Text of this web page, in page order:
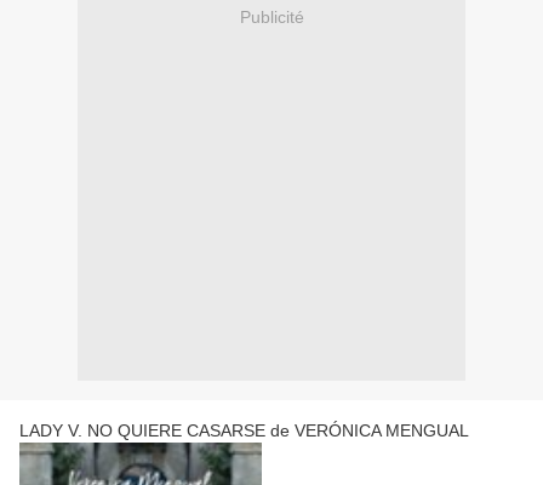
Publicité
LADY V. NO QUIERE CASARSE de VERÓNICA MENGUAL